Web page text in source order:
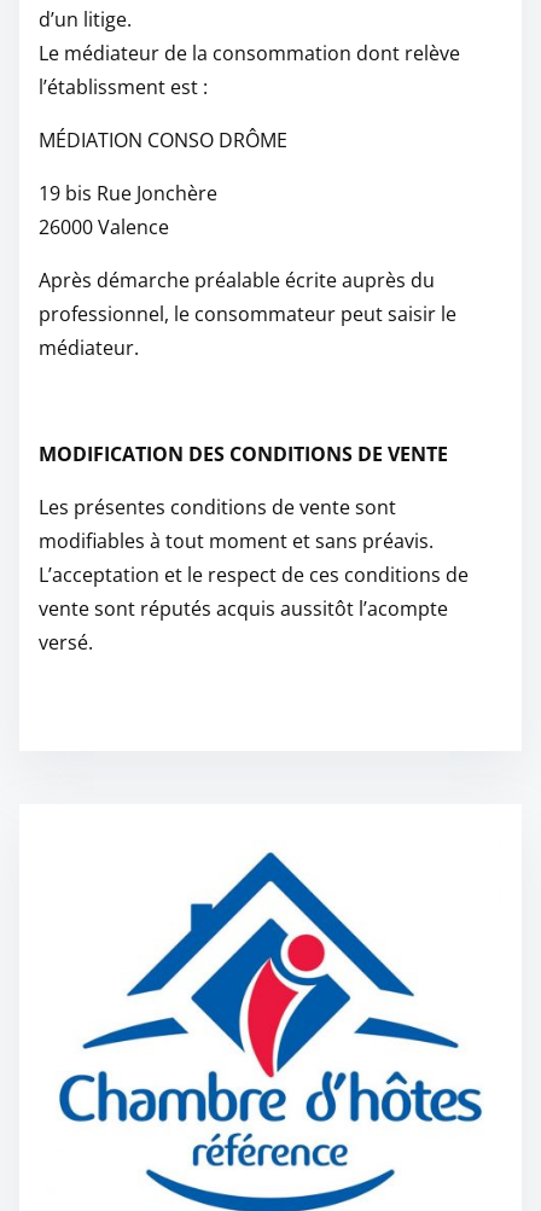
d’un litige.
Le médiateur de la consommation dont relève
l’établissment est :
MÉDIATION CONSO DRÔME
19 bis Rue Jonchère
26000 Valence
Après démarche préalable écrite auprès du
professionnel, le consommateur peut saisir le
médiateur.
MODIFICATION DES CONDITIONS DE VENTE
Les présentes conditions de vente sont
modifiables à tout moment et sans préavis.
L’acceptation et le respect de ces conditions de
vente sont réputés acquis aussitôt l’acompte
versé.